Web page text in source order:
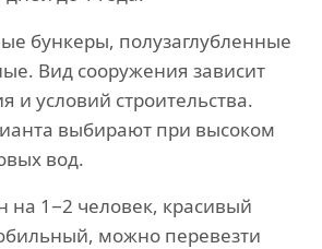
бункеры, полузаглубленные
Вид сооружения зависит
и условий строительства.
выбирают при высоком
вод.
на 1−2 человек, красивый
можно перевезти